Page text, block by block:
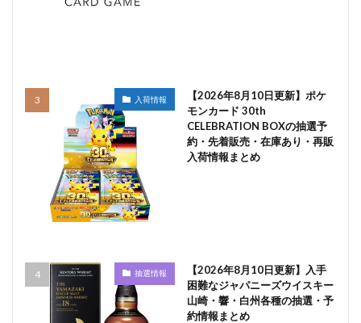
入荷情報
【2026年8月10日更新】ポケ
モンカード 30th
CELEBRATION BOXの抽選予
約・先着販売・在庫あり・再販
入荷情報まとめ
抽選情報
【2026年8月10日更新】入手
困難なジャパニーズウイスキー
山崎・響・白州各種の抽選・予
約情報まとめ